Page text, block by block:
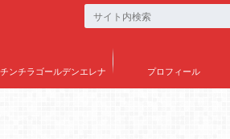
チンチラゴールデンエレナ プロフィール